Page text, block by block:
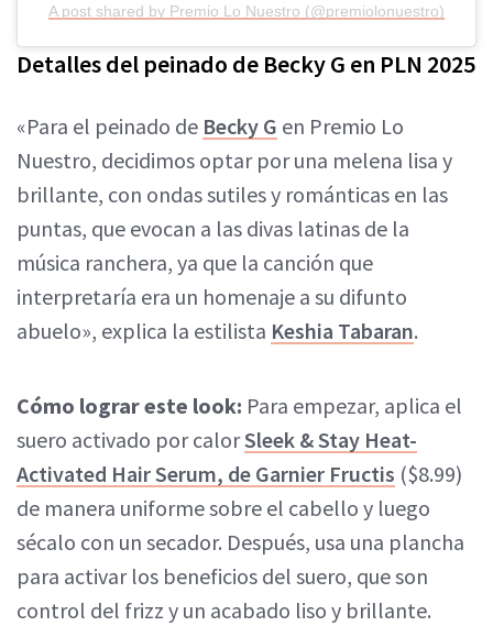
A post shared by Premio Lo Nuestro (@premiolonuestro)
Detalles del peinado de Becky G en PLN 2025
«Para el peinado de Becky G en Premio Lo
Nuestro, decidimos optar por una melena lisa y
brillante, con ondas sutiles y románticas en las
puntas, que evocan a las divas latinas de la
música ranchera, ya que la canción que
interpretaría era un homenaje a su difunto
abuelo», explica la estilista Keshia Tabaran.
Cómo lograr este look: Para empezar, aplica el
suero activado por calorSleek & Stay Heat-
Activated Hair Serum, de Garnier Fructis ($8.99)
de manera uniforme sobre el cabello y luego
sécalo con un secador. Después, usa una plancha
para activar los beneficios del suero, que son
control del frizz y un acabado liso y brillante.